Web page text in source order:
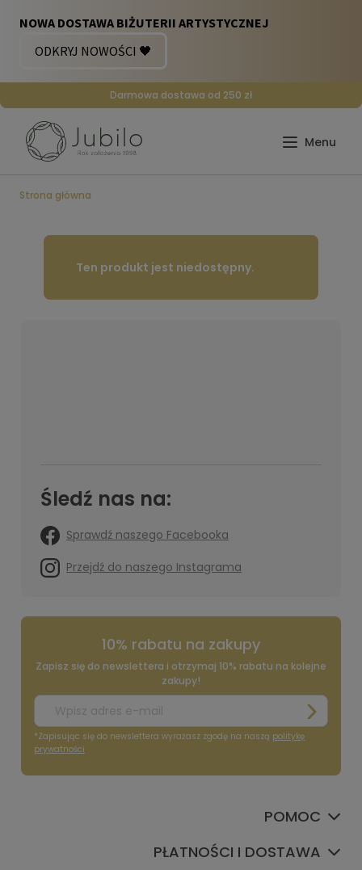
Darmowa dostawa od 250 zł
Strona główna
Ten produkt jest niedostępny.
Śledź nas na:
Sprawdź naszego Facebooka
Przejdź do naszego Instagrama
10% rabatu na zakupy
Zapisz się do newslettera i otrzymaj 10% rabatu na kolejne
zakupy!
*Zapisując się do newslettera wyrażasz zgodę na naszą politykę
prywatności
POMOC
PŁATNOŚCI I DOSTAWA